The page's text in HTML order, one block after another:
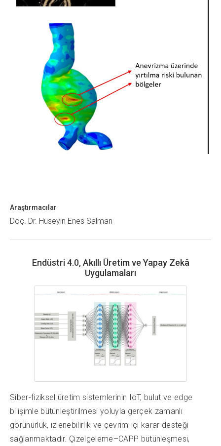
Araştırmacılar
Doç. Dr. Hüseyin Enes Salman
Endüstri 4.0, Akıllı Üretim ve Yapay Zekâ
Uygulamaları
Siber-fiziksel üretim sistemlerinin IoT, bulut ve edge
bilişimle bütünleştirilmesi yoluyla gerçek zamanlı
görünürlük, izlenebilirlik ve çevrim-içi karar desteği
sağlanmaktadır. Çizelgeleme–CAPP bütünleşmesi,